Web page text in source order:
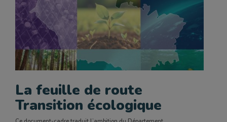
La feuille de route
Transition écologique